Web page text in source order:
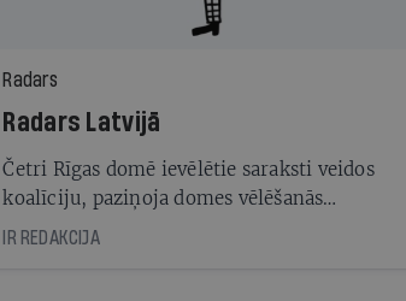
Radars
Radars Latvijā
Četri Rīgas domē ievēlētie saraksti veidos
koalīciju, paziņoja domes vēlēšanās
uzvarējušās Attīstībai/Par/Progresīvie mēra
IR REDAKCIJA